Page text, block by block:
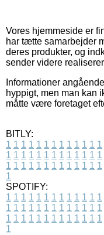
Vores hjemmeside er
har tætte samarbejder
deres produkter, og
sender videre
Informationer
hyppigt, men man kan
måtte være foretaget
BITLY:
1 1 1 1 1 1 1 1 1 1 1 1 1
1 1 1 1 1 1 1 1 1 1 1 1 1
1 1 1 1 1 1 1 1 1 1 1 1 1
1
SPOTIFY:
1 1 1 1 1 1 1 1 1 1 1 1 1
1 1 1 1 1 1 1 1 1 1 1 1 1
1 1 1 1 1 1 1 1 1 1 1 1 1
1